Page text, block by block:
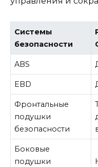
Системы
безопасности
ABS
EBD
Фронтальные
подушки
безопасности
Боковые
подушки